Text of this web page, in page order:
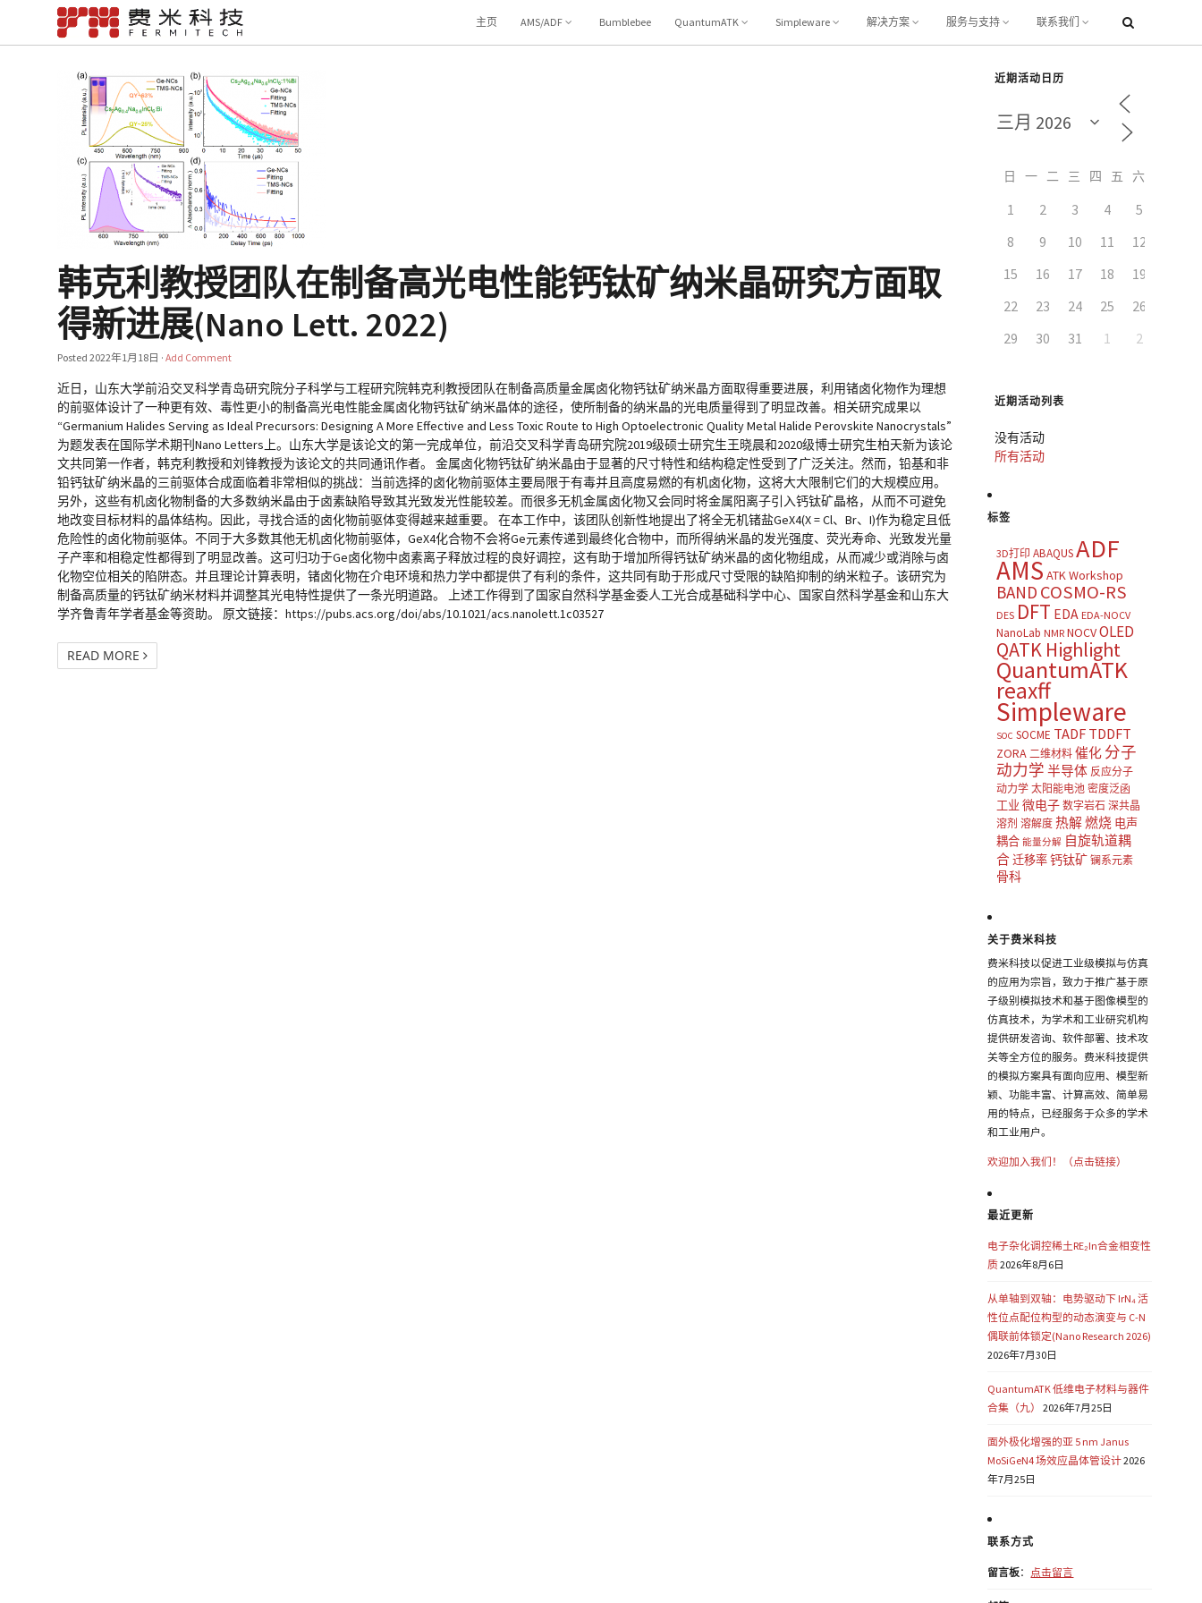
主页 AMS/ADF Bumblebee QuantumATK Simpleware 解决方案 服务与支持 联系我们
韩克利教授团队在制备高光电性能钙钛矿纳米晶研究方面取
得新进展(Nano Lett. 2022)
Posted2022年1月18日 ·Add Comment
近日，山东大学前沿交叉科学青岛研究院分子科学与工程研究院韩克利教授团队在制备高质量金属卤化物钙钛矿纳米晶方面取得重要进展，利用锗卤化物作为理想
的前驱体设计了一种更有效、毒性更小的制备高光电性能金属卤化物钙钛矿纳米晶体的途径，使所制备的纳米晶的光电质量得到了明显改善。相关研究成果以
“Germanium Halides Serving as Ideal Precursors: Designing A More Effective and Less Toxic Route to High Optoelectronic Quality Metal Halide Perovskite Nanocrystals”
为题发表在国际学术期刊Nano Letters上。山东大学是该论文的第一完成单位，前沿交叉科学青岛研究院2019级硕士研究生王晓晨和2020级博士研究生柏天新为该论
文共同第一作者，韩克利教授和刘锋教授为该论文的共同通讯作者。 金属卤化物钙钛矿纳米晶由于显著的尺寸特性和结构稳定性受到了广泛关注。然而，铅基和非
铅钙钛矿纳米晶的三前驱体合成面临着非常相似的挑战：当前选择的卤化物前驱体主要局限于有毒并且高度易燃的有机卤化物，这将大大限制它们的大规模应用。
另外，这些有机卤化物制备的大多数纳米晶由于卤素缺陷导致其光致发光性能较差。而很多无机金属卤化物又会同时将金属阳离子引入钙钛矿晶格，从而不可避免
地改变目标材料的晶体结构。因此，寻找合适的卤化物前驱体变得越来越重要。 在本工作中，该团队创新性地提出了将全无机锗盐GeX4(X = Cl、Br、I)作为稳定且低
危险性的卤化物前驱体。不同于大多数其他无机卤化物前驱体，GeX4化合物不会将Ge元素传递到最终化合物中，而所得纳米晶的发光强度、荧光寿命、光致发光量
子产率和相稳定性都得到了明显改善。这可归功于Ge卤化物中卤素离子释放过程的良好调控，这有助于增加所得钙钛矿纳米晶的卤化物组成，从而减少或消除与卤
化物空位相关的陷阱态。并且理论计算表明，锗卤化物在介电环境和热力学中都提供了有利的条件，这共同有助于形成尺寸受限的缺陷抑制的纳米粒子。该研究为
制备高质量的钙钛矿纳米材料并调整其光电特性提供了一条光明道路。 上述工作得到了国家自然科学基金委人工光合成基础科学中心、国家自然科学基金和山东大
学齐鲁青年学者基金等资助。 原文链接：https://pubs.acs.org/doi/abs/10.1021/acs.nanolett.1c03527
READ MORE
近期活动日历
日 一 二 三 四 五
1 2 3 4 5
8
9 10 11 12
15
16 17 18 19
22
23 24 25 26
29
30 31 1 2
近期活动列表
没有活动
所有活动
标签
3D打印 ABAQUSADF
AMS ATK Workshop
BAND COSMO-RS
DES DFT EDA EDA-NOCV
NanoLab NMR NOCVOLED
QATK Highlight
QuantumATK
reaxff
Simpleware
SOC SOCME TADF TDDFT
ZORA 二维材料 催化 分子
动力学 半导体 反应分子
动力学 太阳能电池 密度泛函
工业 微电子 数字岩石 深共晶
溶剂 溶解度 热解燃烧 电声
耦合 能量分解 自旋轨道耦
合迁移率钙钛矿 镧系元素
骨科
关于费米科技
费米科技以促进工业级模拟与仿真
的应用为宗旨，致力于推广基于原
子级别模拟技术和基于图像模型的
仿真技术，为学术和工业研究机构
提供研发咨询、软件部署、技术攻
关等全方位的服务。费米科技提供
的模拟方案具有面向应用、模型新
颖、功能丰富、计算高效、简单易
用的特点，已经服务于众多的学术
和工业用户。
欢迎加入我们！（点击链接）
最近更新
电子杂化调控稀土RE₂In合金相变性
质2026年8月6日
从单轴到双轴：电势驱动下 IrN₄ 活
性位点配位构型的动态演变与 C-N
偶联前体锁定(Nano Research 2026)
2026年7月30日
QuantumATK 低维电子材料与器件
合集（九）
2026年7月25日
面外极化增强的亚 5 nm Janus
MoSiGeN4 场效应晶体管设计2026
年7月25日
联系方式
留言板： 点击留言